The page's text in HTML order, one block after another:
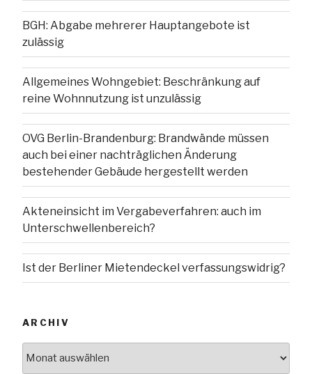
BGH: Abgabe mehrerer Hauptangebote ist
zulässig
Allgemeines Wohngebiet: Beschränkung auf
reine Wohnnutzung ist unzulässig
OVG Berlin-Brandenburg: Brandwände müssen
auch bei einer nachträglichen Änderung
bestehender Gebäude hergestellt werden
Akteneinsicht im Vergabeverfahren: auch im
Unterschwellenbereich?
Ist der Berliner Mietendeckel verfassungswidrig?
ARCHIV